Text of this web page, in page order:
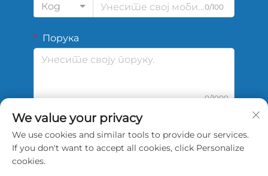
Код
0/100
Порука
0/1000
Подај
We value your privacy
We use cookies and similar tools to provide our services.
If you don't want to accept all cookies, click Personalize
cookies.